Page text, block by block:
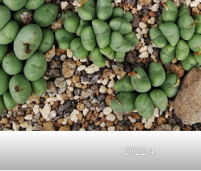
2022.4